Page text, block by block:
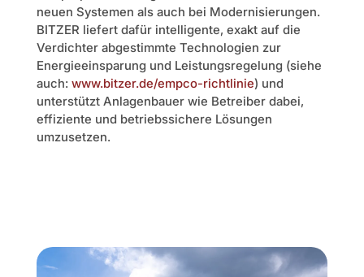
neuen Systemen als auch bei Modernisierungen.
BITZER liefert dafür intelligente, exakt auf die
Verdichter abgestimmte Technologien zur
Energieeinsparung und Leistungsregelung (siehe
auch: www.bitzer.de/empco-richtlinie) und
unterstützt Anlagenbauer wie Betreiber dabei,
effiziente und betriebssichere Lösungen
umzusetzen.